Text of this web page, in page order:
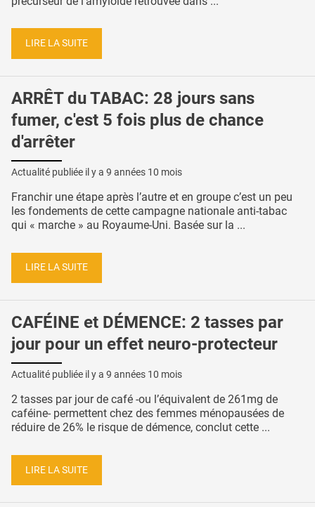
LIRE LA SUITE
ARRÊT du TABAC: 28 jours sans
fumer, c'est 5 fois plus de chance
d'arrêter
Actualité publiée il y a 9 années 10 mois
Franchir une étape après l’autre et en groupe c’est un peu
les fondements de cette campagne nationale anti-tabac
qui « marche » au Royaume-Uni. Basée sur la ...
LIRE LA SUITE
CAFÉINE et DÉMENCE: 2 tasses par
jour pour un effet neuro-protecteur
Actualité publiée il y a 9 années 10 mois
2 tasses par jour de café -ou l’équivalent de 261mg de
caféine- permettent chez des femmes ménopausées de
réduire de 26% le risque de démence, conclut cette ...
LIRE LA SUITE